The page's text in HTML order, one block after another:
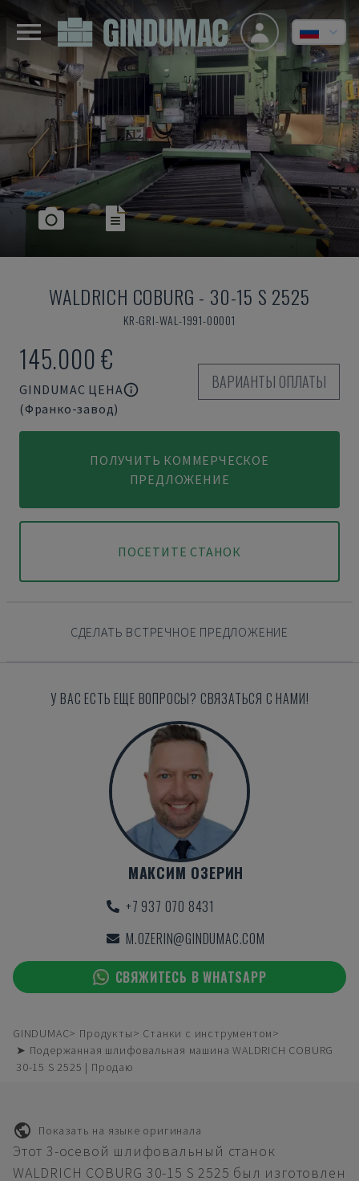
WALDRICH COBURG - 30-15 S 2525
KR-GRI-WAL-1991-00001
145.000 €
GINDUMAC ЦЕНА
(Франко-завод)
ВАРИАНТЫ ОПЛАТЫ
ПОЛУЧИТЬ КОММЕРЧЕСКОЕ
ПРЕДЛОЖЕНИЕ
ПОСЕТИТЕ СТАНОК
СДЕЛАТЬ ВСТРЕЧНОЕ ПРЕДЛОЖЕНИЕ
У ВАС ЕСТЬ ЕЩЕ ВОПРОСЫ? СВЯЗАТЬСЯ С НАМИ!
МАКСИМ ОЗЕРИН
+7 937 070 8431
M.OZERIN@GINDUMAC.COM
СВЯЖИТЕСЬ В WHATSAPP
GINDUMAC Продукты
Станки с инструментом
➤ Подержанная шлифовальная машина WALDRICH COBURG
30-15 S 2525 | Продаю
Показать на языке оригинала
Этот 3-осевой шлифовальный станок
WALDRICH COBURG 30-15 S 2525 был изготовлен